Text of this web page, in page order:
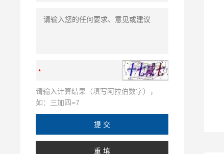
请输入计算结果（填写阿拉伯数字），
如：三加四=7